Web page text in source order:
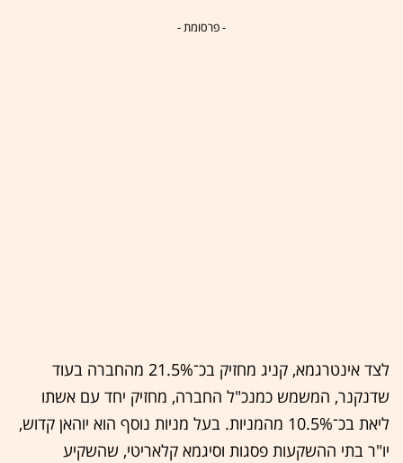
- פרסומת -
לצד אינטרגמא, קניג מחזיק בכ־21.5% מהחברה בעוד
שדנקנר, המשמש כמנכ"ל החברה, מחזיק יחד עם אשתו
ליאת בכ־10.5% מהמניות. בעל מניות נוסף הוא יוהאן קדוש,
יו"ר בתי ההשקעות פסגות וסיגמא קלאריטי, שהשקיע